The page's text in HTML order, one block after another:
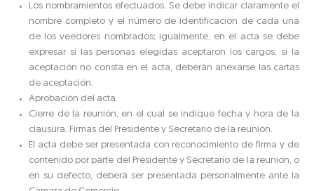
Los nombramientos efectuados. Se debe indicar claramente el
nombre completo y el número de identificación de cada una
de los veedores nombrados; igualmente, en el acta se debe
expresar si las personas elegidas aceptaron los cargos, si la
aceptación no consta en el acta, deberán anexarse las cartas
de aceptación.
Aprobación del acta.
Cierre de la reunión, en el cual se indique fecha y hora de la
clausura. Firmas del Presidente y Secretario de la reunión.
El acta debe ser presentada con reconocimiento de firma y de
contenido por parte del Presidente y Secretario de la reunión, o
en su defecto, deberá ser presentada personalmente ante la